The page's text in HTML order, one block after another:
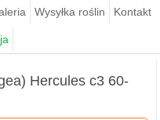
Wysyłka roślin Kontakt
c3 60-80cm
Hercules c3 60-